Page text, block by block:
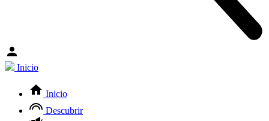
Inicio
Inicio
Descubrir